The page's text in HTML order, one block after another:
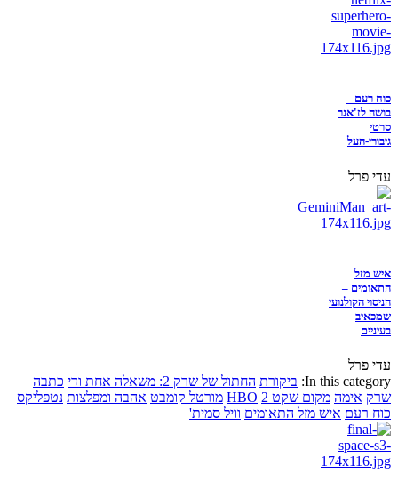
כוח רעם –
בושה לז'אנר
סרטי
גיבורי-העל
עדי פרל
איש מזל
התאומים –
הניסוי הקולנועי
שמכאיב
בעיניים
עדי פרל
In this category: ביקורת החתול של שרק 2: משאלה אחת ודי
כתבה
שרק אימה מקום שקט 2 HBO מורטל קומבט אהבה ומפלצות נטפליקס
כוח רעם איש מזל התאומים וויל סמית'